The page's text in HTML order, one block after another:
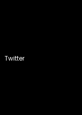
Twitter